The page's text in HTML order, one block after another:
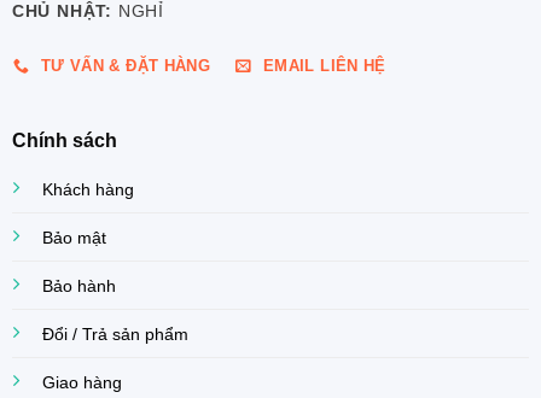
CHỦ NHẬT: NGHỈ
TƯ VẤN & ĐẶT HÀNG EMAIL LIÊN HỆ
Chính sách
Khách hàng
Bảo mật
Bảo hành
Đổi / Trả sản phẩm
Giao hàng